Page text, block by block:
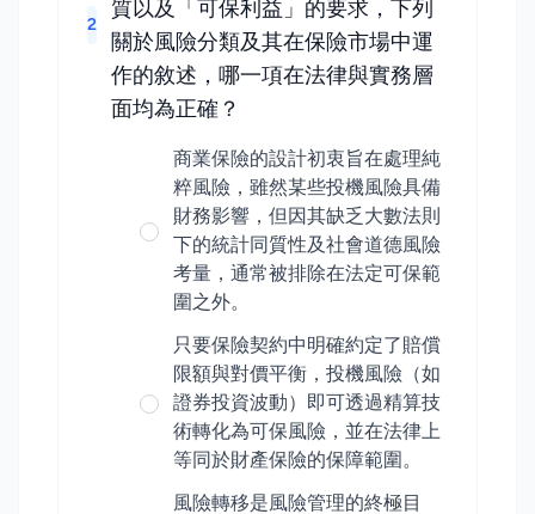
2
質以及「可保利益」的要求，下列
關於風險分類及其在保險市場中運
作的敘述，哪一項在法律與實務層
面均為正確？
商業保險的設計初衷旨在處理純
粹風險，雖然某些投機風險具備
財務影響，但因其缺乏大數法則
下的統計同質性及社會道德風險
考量，通常被排除在法定可保範
圍之外。
只要保險契約中明確約定了賠償
限額與對價平衡，投機風險（如
證券投資波動）即可透過精算技
術轉化為可保風險，並在法律上
等同於財產保險的保障範圍。
風險轉移是風險管理的終極目